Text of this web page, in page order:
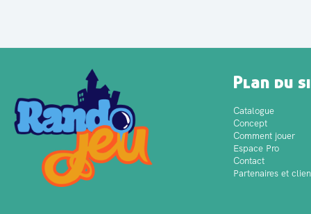
Plan du
Catalogue
Concept
Comment jouer
Espace Pro
Contact
Partenaires et